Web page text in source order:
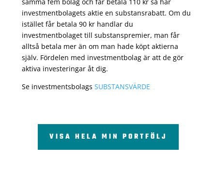
samma fem bolag och får betala 110 kr så har
investmentbolagets aktie en substansrabatt. Om du
istället får betala 90 kr handlar du
investmentbolaget till substanspremier, man får
alltså betala mer än om man hade köpt aktierna
själv. Fördelen med investmentbolag är att de gör
aktiva investeringar åt dig.
Se investmentsbolags SUBSTANSVÄRDE
VISA HELA MIN PORTFÖLJ